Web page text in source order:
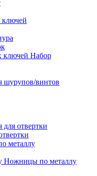
Набор
шурупов/винтов
для отвертки
металлу
Ножницы по металлу